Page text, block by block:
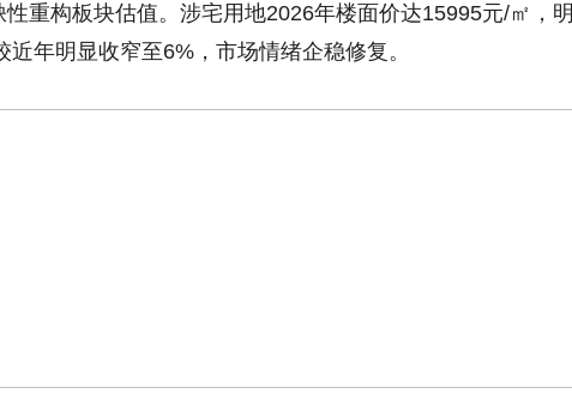
重构板块估值。涉宅用地2026年楼面价达15995元/㎡，明
年明显收窄至6%，市场情绪企稳修复。